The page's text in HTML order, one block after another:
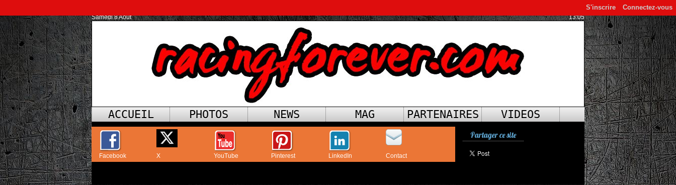
Connectez-vous
S'inscrire
Samedi 8 Août 13:05
ACCUEIL PHOTOS NEWS MAG PARTENAIRES VIDEOS
Facebook X YouTube Pinterest LinkedIn Contact
Partager ce site